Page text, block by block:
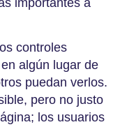
importantes a
controles
algún lugar de
puedan verlos.
pero no justo
los usuarios